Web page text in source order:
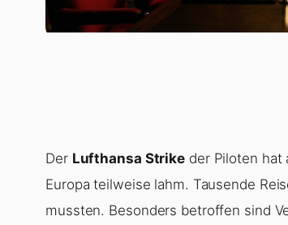
Der Lufthansa Strike der Piloten hat
Europa teilweise lahm. Tausende
mussten. Besonders betroffen sind